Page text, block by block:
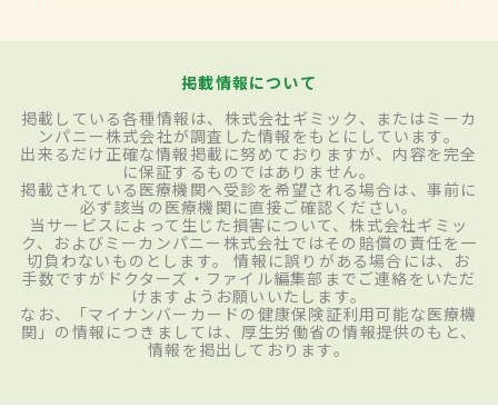
掲載情報について
掲載している各種情報は、株式会社ギミック、またはミーカ
ンパニー株式会社が調査した情報をもとにしています。
出来るだけ正確な情報掲載に努めておりますが、内容を完全
に保証するものではありません。
掲載されている医療機関へ受診を希望される場合は、事前に
必ず該当の医療機関に直接ご確認ください。
当サービスによって生じた損害について、株式会社ギミッ
ク、およびミーカンパニー株式会社ではその賠償の責任を一
切負わないものとします。 情報に誤りがある場合には、お
手数ですがドクターズ・ファイル編集部までご連絡をいただ
けますようお願いいたします。
なお、「マイナンバーカードの健康保険証利用可能な医療機
関」の情報につきましては、厚生労働省の情報提供のもと、
情報を掲出しております。